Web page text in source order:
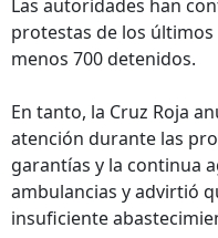
Las autoridades han
protestas de los
menos 700 detenidos.
En tanto, la Cruz Roja
atención durante las
garantías y la continua
ambulancias y advirtió
insuficiente